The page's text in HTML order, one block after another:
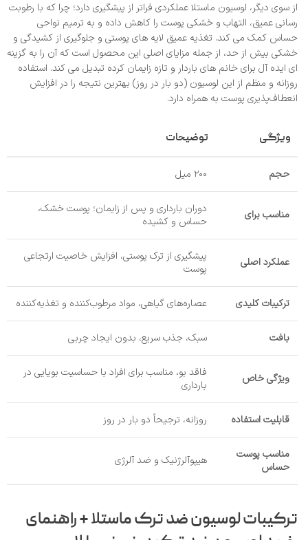
از سوی دیگر، لوسیون ماستلا عملکردی فراتر از پیشگیری دارد؛ چرا که با رطوبت‌
رسانی عمیق، التهاب و خشکی پوست را کاهش داده و به ترمیم نواحی
حساس کمک می‌ کند. تغذیه عمیق لایه‌ های پوستی و جلوگیری از کشیدگی و
خشکی بیش‌ از حد، از جمله مزایای اصلی این محصول است که آن را به گزینه‌
ای ایده‌ آل برای خانم‌ های باردار و تازه‌ زایمان‌ کرده تبدیل می‌ کند. استفاده
روزانه و منظم از این لوسیون (دو بار در روز) بهترین نتیجه را در افزایش
انعطاف‌پذیری پوست به همراه دارد.
ویژگی توضیحات
حجم ۲۰۰ میل
مناسب برای
دوران بارداری و پس از زایمان؛ پوست خشک،
حساس و کشیده
عملکرد اصلی
پیشگیری از ترک پوستی، افزایش خاصیت ارتجاعی
پوست
ترکیبات کلیدی عصاره‌های گیاهی، مواد مرطوب‌کننده و تغذیه‌کننده
بافت سبک، جذب سریع، بدون ایجاد چربی
ویژگی خاص
فاقد بو، مناسب برای افراد با حساسیت بویایی در
بارداری
قابلیت استفاده روزانه، ترجیحاً دو بار در روز
مناسب پوست
حساس
هیپوآلرژنیک و ضد آلرژی
ترکیبات لوسیون ضد ترک ماستلا + راهنمای